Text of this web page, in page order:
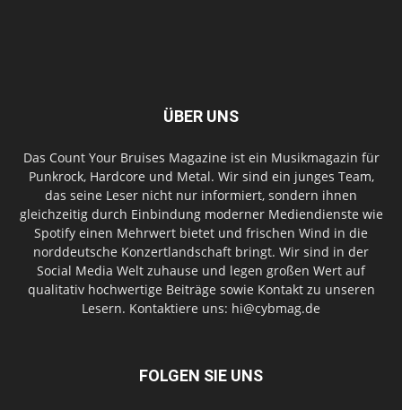
ÜBER UNS
Das Count Your Bruises Magazine ist ein Musikmagazin für
Punkrock, Hardcore und Metal. Wir sind ein junges Team,
das seine Leser nicht nur informiert, sondern ihnen
gleichzeitig durch Einbindung moderner Mediendienste wie
Spotify einen Mehrwert bietet und frischen Wind in die
norddeutsche Konzertlandschaft bringt. Wir sind in der
Social Media Welt zuhause und legen großen Wert auf
qualitativ hochwertige Beiträge sowie Kontakt zu unseren
Lesern. Kontaktiere uns: hi@cybmag.de
FOLGEN SIE UNS